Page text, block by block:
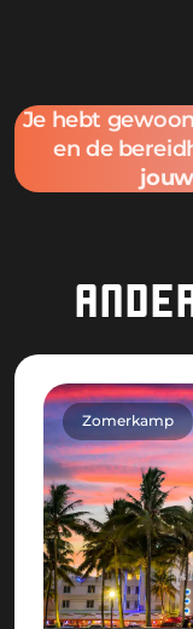
Je hebt
en de
Zomerkamp